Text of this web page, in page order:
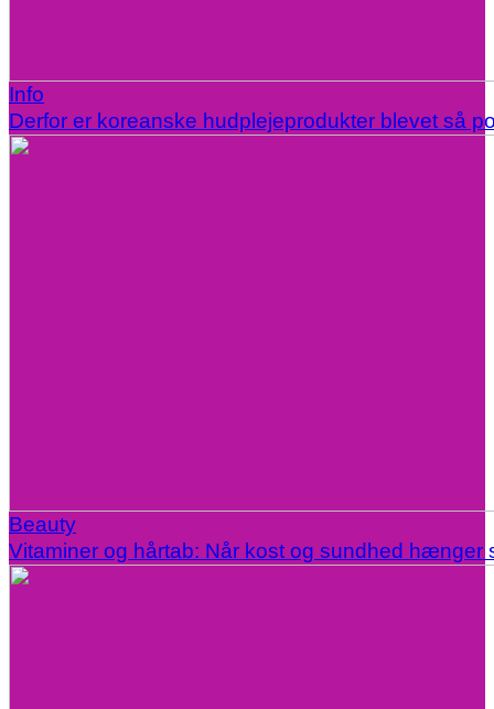
Info
Derfor er koreanske hudplejeprodukter blevet så
Beauty
Vitaminer og hårtab: Når kost og sundhed hænger